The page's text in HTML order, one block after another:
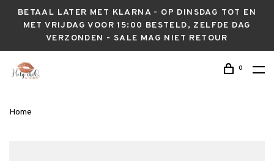
BETAAL LATER MET KLARNA - OP DINSDAG TOT EN
MET VRIJDAG VOOR 15:00 BESTELD, ZELFDE DAG
VERZONDEN - SALE MAG NIET RETOUR
0
Home